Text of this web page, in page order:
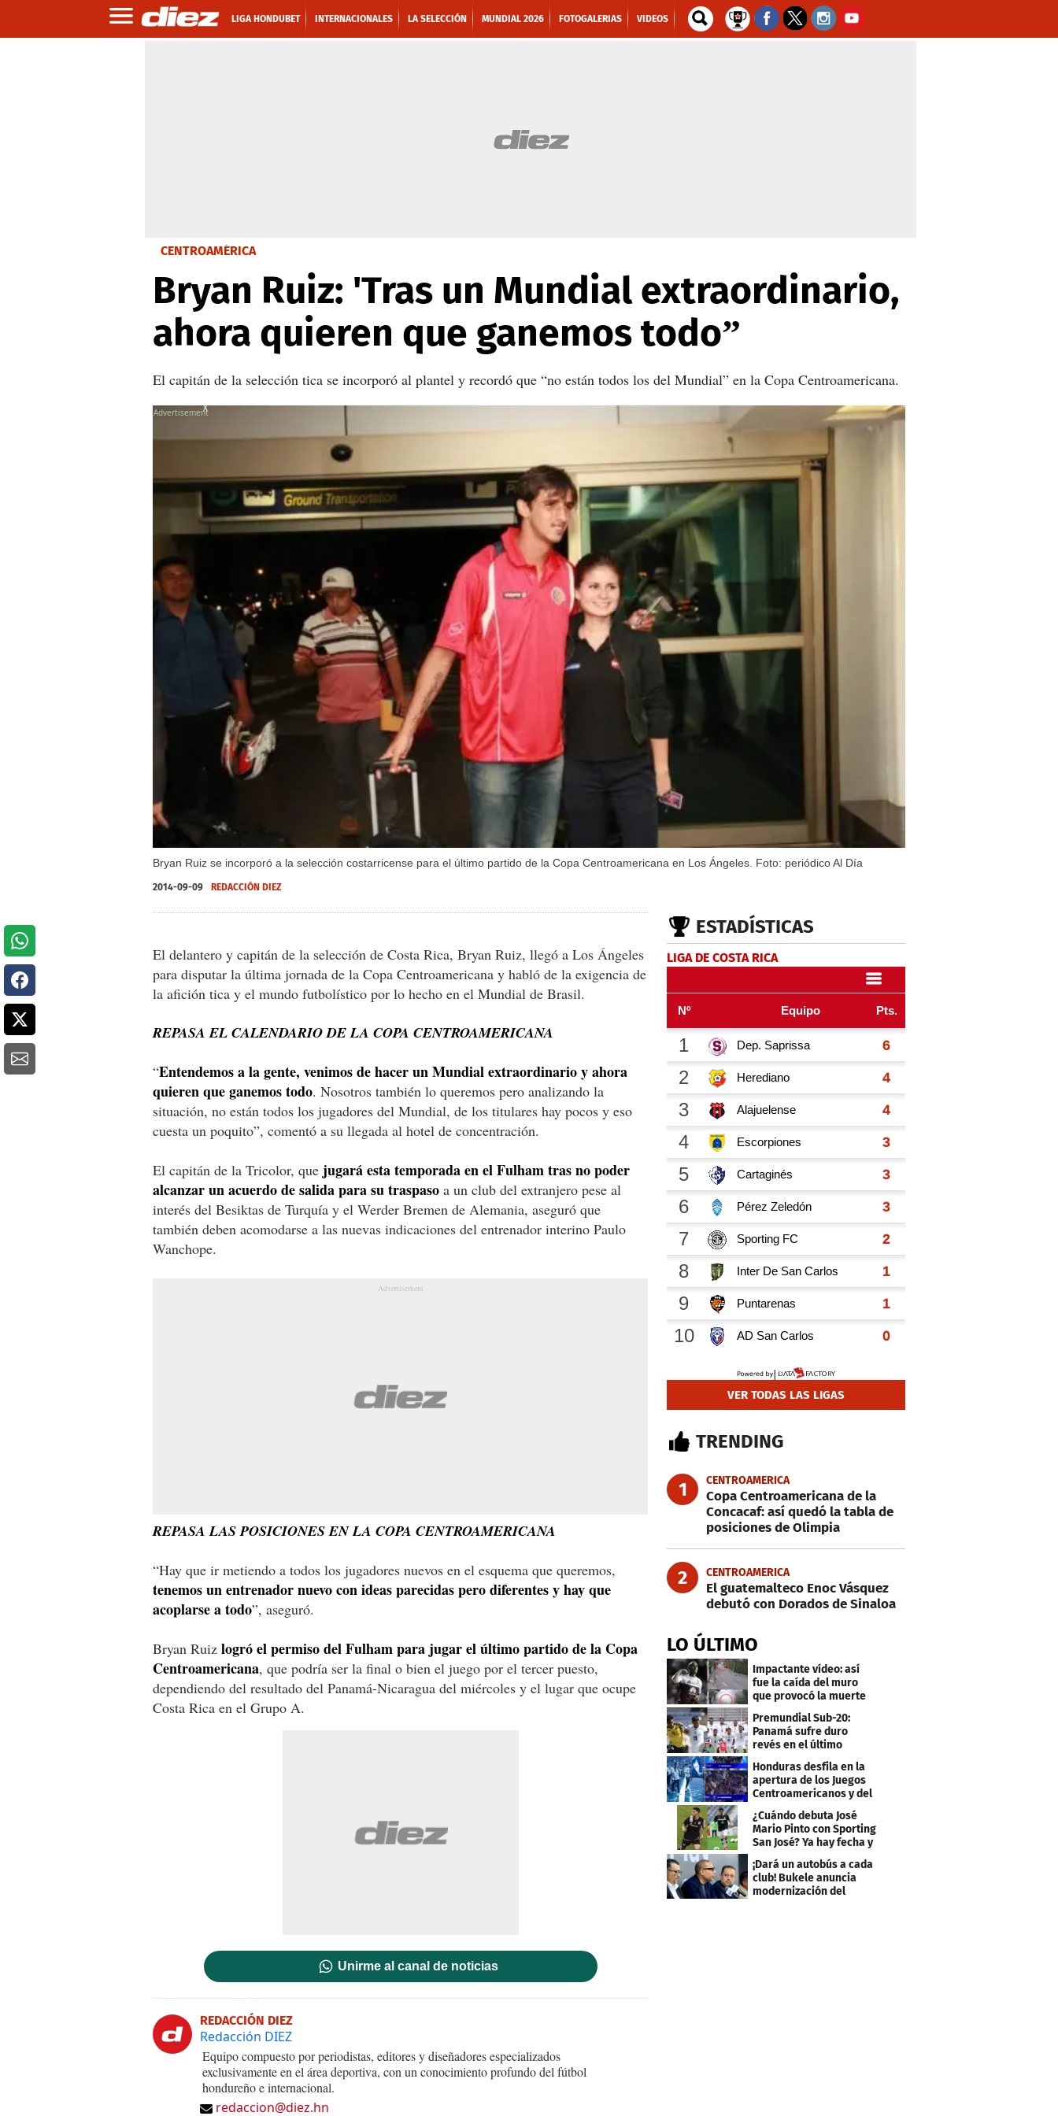
LIGA HONDUBET INTERNACIONALES LA SELECCIÓN MUNDIAL 2026 FOTOGALERIAS VIDEOS
CENTROAMÉRICA
Bryan Ruiz: 'Tras un Mundial extraordinario,
ahora quieren que ganemos todo”
El capitán de la selección tica se incorporó al plantel y recordó que “no están todos los del Mundial” en la Copa Centroamericana.
Bryan Ruiz se incorporó a la selección costarricense para el último partido de la Copa Centroamericana en Los Ángeles. Foto: periódico Al Día
X
2014-09-09 REDACCIÓN DIEZ
El delantero y capitán de la selección de Costa Rica, Bryan Ruiz, llegó a Los Ángeles
para disputar la última jornada de la Copa Centroamericana y habló de la exigencia de
la afición tica y el mundo futbolístico por lo hecho en el Mundial de Brasil.
REPASA EL CALENDARIO DE LA COPA CENTROAMERICANA
“Entendemos a la gente, venimos de hacer un Mundial extraordinario y ahora
quieren que ganemos todo. Nosotros también lo queremos pero analizando la
situación, no están todos los jugadores del Mundial, de los titulares hay pocos y eso
cuesta un poquito”, comentó a su llegada al hotel de concentración.
El capitán de la Tricolor, que jugará esta temporada en el Fulham tras no poder
alcanzar un acuerdo de salida para su traspaso a un club del extranjero pese al
interés del Besiktas de Turquía y el Werder Bremen de Alemania, aseguró que
también deben acomodarse a las nuevas indicaciones del entrenador interino Paulo
Wanchope.
REPASA LAS POSICIONES EN LA COPA CENTROAMERICANA
“Hay que ir metiendo a todos los jugadores nuevos en el esquema que queremos,
tenemos un entrenador nuevo con ideas parecidas pero diferentes y hay que
acoplarse a todo”, aseguró.
Bryan Ruiz logró el permiso del Fulham para jugar el último partido de la Copa
Centroamericana, que podría ser la final o bien el juego por el tercer puesto,
dependiendo del resultado del Panamá-Nicaragua del miércoles y el lugar que ocupe
Costa Rica en el Grupo A.
Unirme al canal de noticias
REDACCIÓN DIEZ
Redacción DIEZ
Equipo compuesto por periodistas, editores y diseñadores especializados
exclusivamente en el área deportiva, con un conocimiento profundo del fútbol
hondureño e internacional.
redaccion@diez.hn
ESTADÍSTICAS
LIGA DE COSTA RICA
VER TODAS LAS LIGAS
TRENDING
1 CENTROAMERICA
Copa Centroamericana de la
Concacaf: así quedó la tabla de
posiciones de Olimpia
2 CENTROAMERICA
El guatemalteco Enoc Vásquez
debutó con Dorados de Sinaloa
LO ÚLTIMO
Impactante vídeo: así
fue la caída del muro
que provocó la muerte
de Tássio Maia
Premundial Sub-20:
Panamá sufre duro
revés en el último
minuto y se aleja de 4tos
Honduras desfila en la
apertura de los Juegos
Centroamericanos y del
Caribe 2026
¿Cuándo debuta José
Mario Pinto con Sporting
San José? Ya hay fecha y
¡Dará un autobús a cada
club! Bukele anuncia
modernización del